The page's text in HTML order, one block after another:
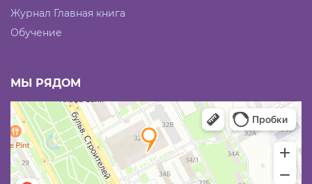
Журнал Главная книга
Обучение
МЫ РЯДОМ